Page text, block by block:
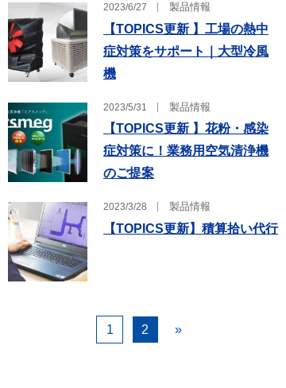
2023/6/27 製品情報
【TOPICS更新 】工場の熱中
症対策をサポート｜大型冷風
機
2023/5/31 製品情報
【TOPICS更新 】花粉・感染
症対策に！業務用空気清浄機
のご提案
2023/3/28 製品情報
【TOPICS更新】積算拾い代行
1 2 »